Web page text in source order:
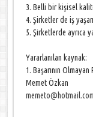
3. Belli bir kişisel
4. Şirketler de iş
5. Şirketlerde ayrıca
Yararlanılan kaynak:
1. Başarının Olmayan
Memet Özkan